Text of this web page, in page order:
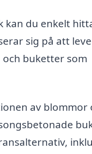
kan du enkelt
sig på att
buketter som
av blommor